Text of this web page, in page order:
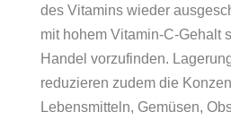
des Vitamins wieder
mit hohem Vitamin-C-Gehalt
Handel vorzufinden.
reduzieren zudem die
Lebensmitteln, Gemüsen,